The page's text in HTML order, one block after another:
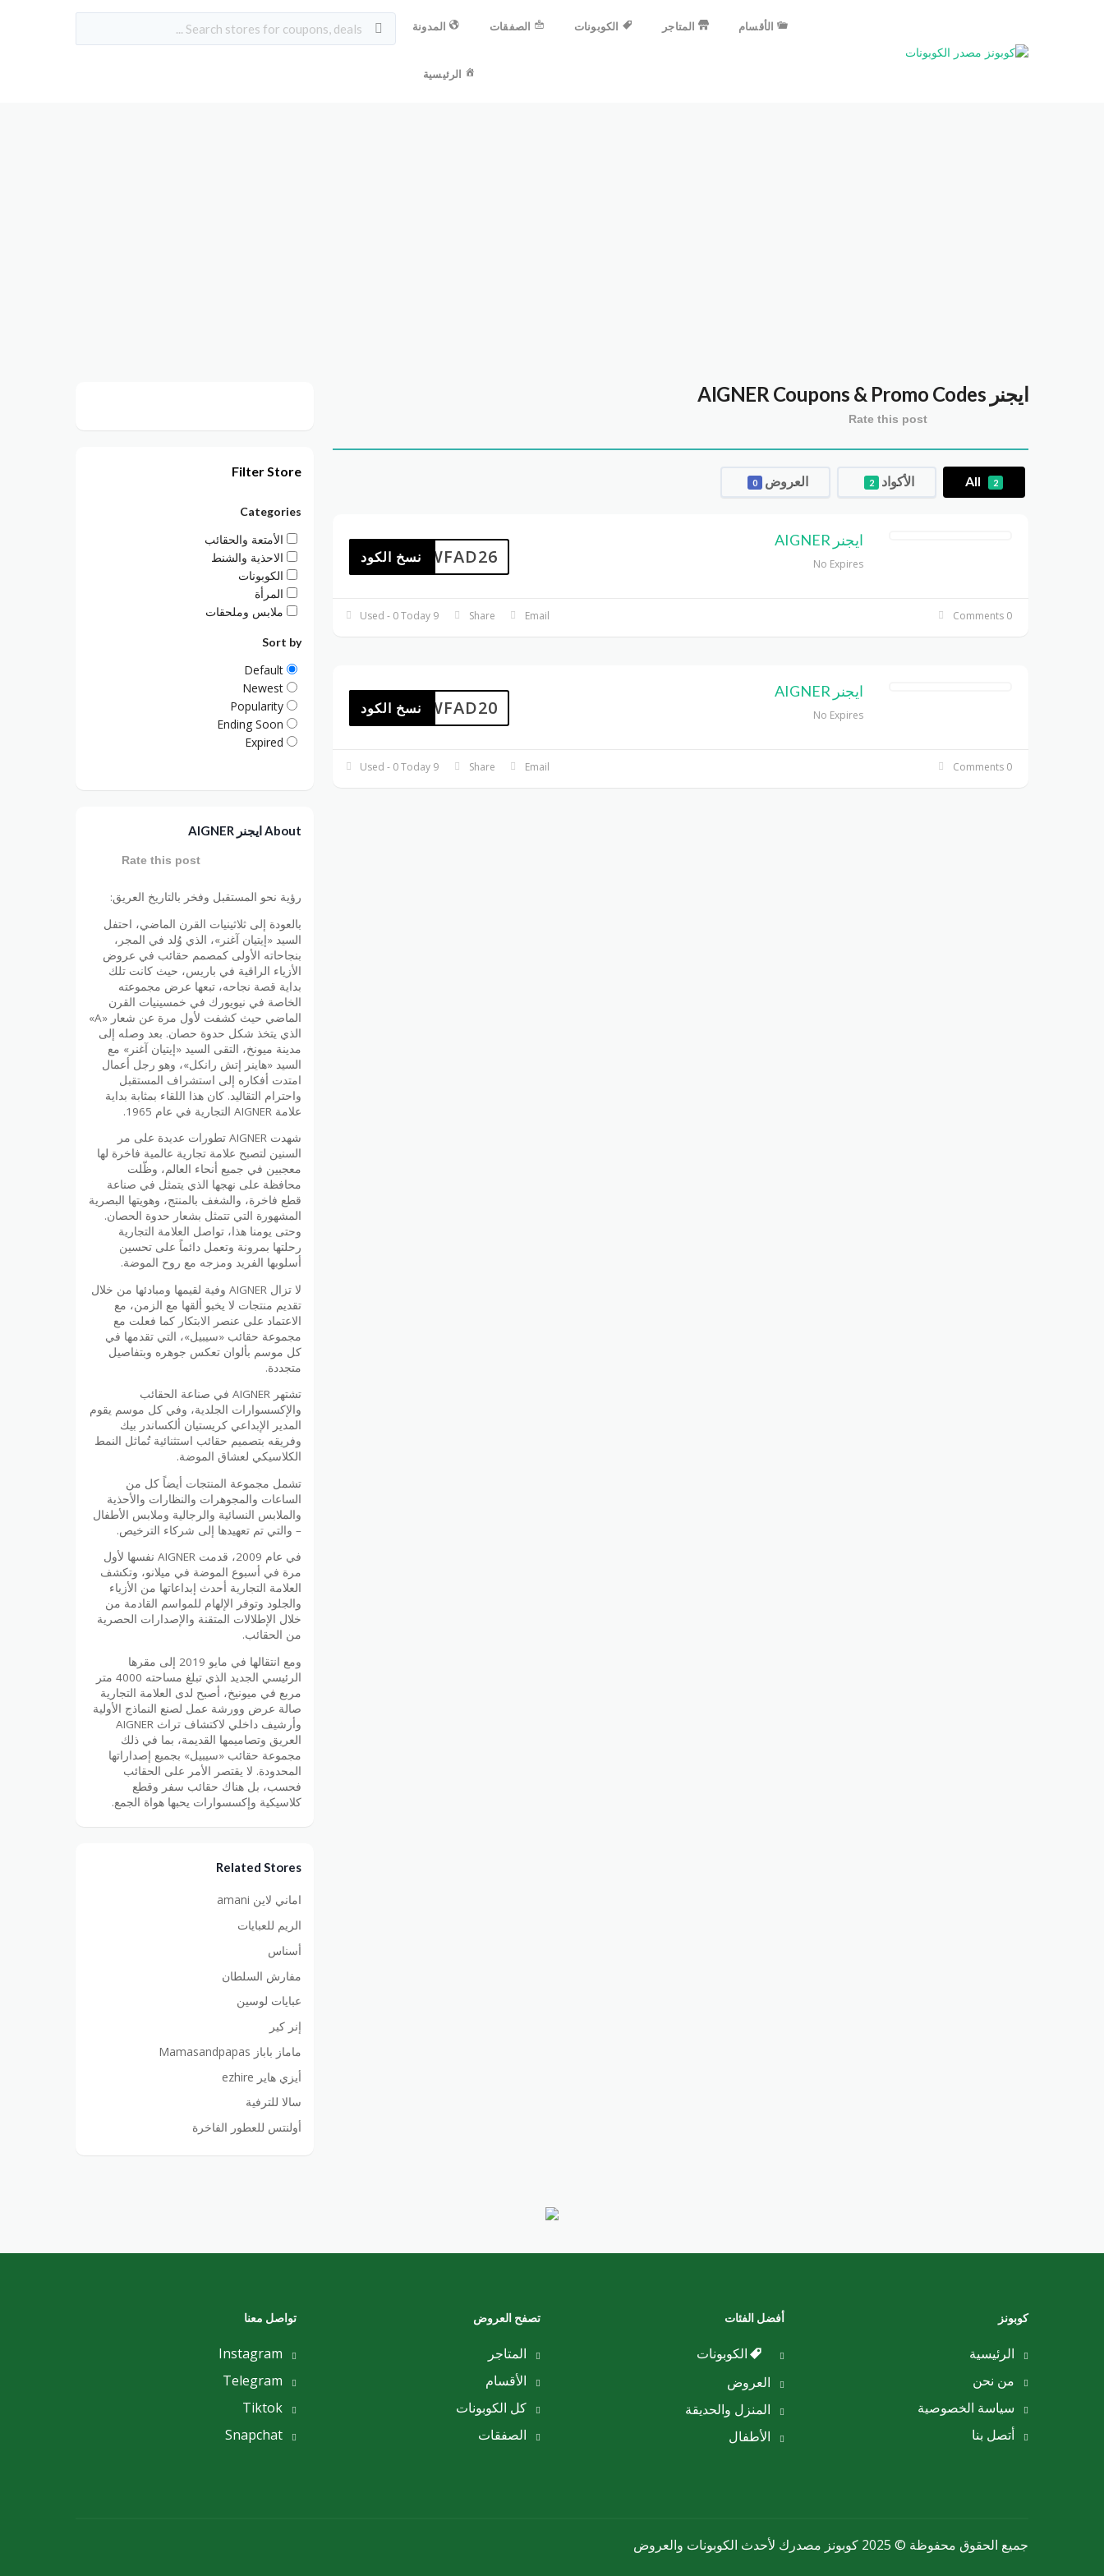
المدونة الصفقات الكوبونات المتاجر الأقسام
الرئيسية
ايجنر AIGNER Coupons & Promo Codes
Rate this post
All 2 الأكواد 2 العروض 0
ايجنر AIGNER
No Expires
WFAD26 نسخ الكود
9 Used - 0 Today Share Email 0 Comments
ايجنر AIGNER
No Expires
WFAD20 نسخ الكود
9 Used - 0 Today Share Email 0 Comments
Filter Store
Categories
الأمتعة والحقائب
الاحذية والشنط
الكوبونات
المرأة
ملابس وملحقات
Sort by
Default
Newest
Popularity
Ending Soon
Expired
About ايجنر AIGNER
Rate this post
رؤية نحو المستقبل وفخر بالتاريخ العريق:
بالعودة إلى ثلاثينيات القرن الماضي، احتفل
السيد «إيتيان آغنر»، الذي وُلد في المجر،
بنجاحاته الأولى كمصمم حقائب في عروض
الأزياء الراقية في باريس، حيث كانت تلك
بداية قصة نجاحه، تبعها عرض مجموعته
الخاصة في نيويورك في خمسينيات القرن
الماضي حيث كشفت لأول مرة عن شعار «A»
الذي يتخذ شكل حدوة حصان. بعد وصله إلى
مدينة ميونخ، التقى السيد «إيتيان آغنر» مع
السيد «هاينر إتش رانكل»، وهو رجل أعمال
امتدت أفكاره إلى استشراف المستقبل
واحترام التقاليد. كان هذا اللقاء بمثابة بداية
علامة AIGNER التجارية في عام 1965.
شهدت AIGNER تطورات عديدة على مر
السنين لتصبح علامة تجارية عالمية فاخرة لها
معجبين في جميع أنحاء العالم، وظّلت
محافظة على نهجها الذي يتمثل في صناعة
قطع فاخرة، والشغف بالمنتج، وهويتها البصرية
المشهورة التي تتمثل بشعار حدوة الحصان.
وحتى يومنا هذا، تواصل العلامة التجارية
رحلتها بمرونة وتعمل دائماً على تحسين
أسلوبها الفريد ومزجه مع روح الموضة.
لا تزال AIGNER وفية لقيمها ومبادئها من خلال
تقديم منتجات لا يخبو ألقها مع الزمن، مع
الاعتماد على عنصر الابتكار كما فعلت مع
مجموعة حقائب «سيبيل»، التي تقدمها في
كل موسم بألوان تعكس جوهره وبتفاصيل
متجددة.
تشتهر AIGNER في صناعة الحقائب
والإكسسوارات الجلدية، وفي كل موسم يقوم
المدير الإبداعي كريستيان ألكساندر بيك
وفريقه بتصميم حقائب استثنائية تُماثل النمط
الكلاسيكي لعشاق الموضة.
تشمل مجموعة المنتجات أيضاً كل من
الساعات والمجوهرات والنظارات والأحذية
والملابس النسائية والرجالية وملابس الأطفال
– والتي تم تعهيدها إلى شركاء الترخيص.
في عام 2009، قدمت AIGNER نفسها لأول
مرة في أسبوع الموضة في ميلانو، وتكشف
العلامة التجارية أحدث إبداعاتها من الأزياء
والجلود وتوفر الإلهام للمواسم القادمة من
خلال الإطلالات المتقنة والإصدارات الحصرية
من الحقائب.
ومع انتقالها في مايو 2019 إلى مقرها
الرئيسي الجديد الذي تبلغ مساحته 4000 متر
مربع في ميونيخ، أصبح لدى العلامة التجارية
صالة عرض وورشة عمل لصنع النماذج الأولية
وأرشيف داخلي لاكتشاف تراث AIGNER
العريق وتصاميمها القديمة، بما في ذلك
مجموعة حقائب «سيبيل» بجميع إصداراتها
المحدودة. لا يقتصر الأمر على الحقائب
فحسب، بل هناك حقائب سفر وقطع
كلاسيكية وإكسسوارات يحبها هواة الجمع.
Related Stores
اماني لاين amani
الريم للعبايات
أسناس
مفارش السلطان
عبايات لوسين
إنر كير
ماماز باباز Mamasandpapas
أيزي هاير ezhire
سالا للترفية
أولنتس للعطور الفاخرة
كوبونز
الرئيسية
من نحن
سياسة الخصوصية
أتصل بنا
أفضل الفئات
الكوبونات
العروض
المنزل والحديقة
الأطفال
تصفح العروض
المتاجر
الأقسام
كل الكوبونات
الصفقات
تواصل معنا
Instagram
Telegram
Tiktok
Snapchat
جميع الحقوق محفوظة © 2025 كوبونز مصدرك لأحدث الكوبونات والعروض